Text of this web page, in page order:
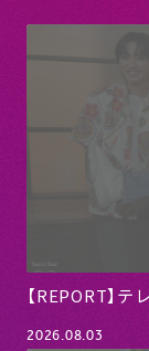
【REPORT】
2026.08.03